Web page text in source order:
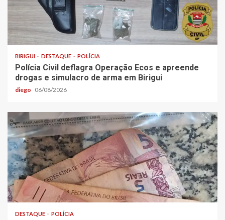
BIRIGUI DESTAQUE POLÍCIA
Polícia Civil deflagra Operação Ecos e apreende
drogas e simulacro de arma em Birigui
diego 06/08/2026
DESTAQUE POLÍCIA